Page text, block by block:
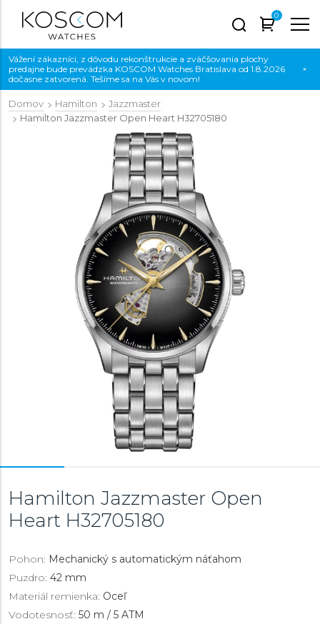
0
Vážení zákazníci, z dôvodu rekonštrukcie a zväčšovania plochy
predajne bude prevádzka KOSCOM Watches Bratislava od 1.8.2026
dočasne zatvorená. Tešíme sa na Vás v novom!
×
Domov Hamilton
Jazzmaster
Hamilton Jazzmaster Open Heart H32705180
Hamilton Jazzmaster Open
Heart H32705180
Pohon: Mechanický s automatickým náťahom
Puzdro: 42 mm
Materiál remienka: Oceľ
Vodotesnosť: 50 m / 5 ATM